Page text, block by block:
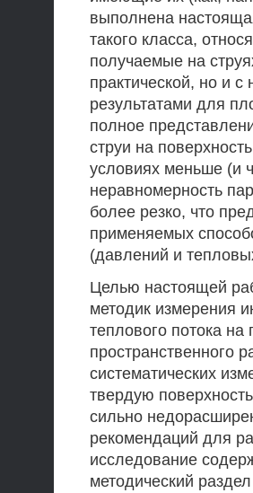
выполнена
такого класса,
получаемые на
практической, но и с
результатами для
полное
струи на
условиях меньше (и
неравномерность
более резко, что
применяемых
(давлений и
Целью настоящей
методик измерения
теплового потока на
пространственного
систематических
твердую
сильно
рекомендаций для
исследование
методический